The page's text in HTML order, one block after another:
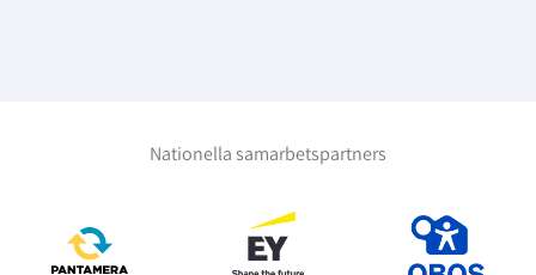
Nationella samarbetspartners